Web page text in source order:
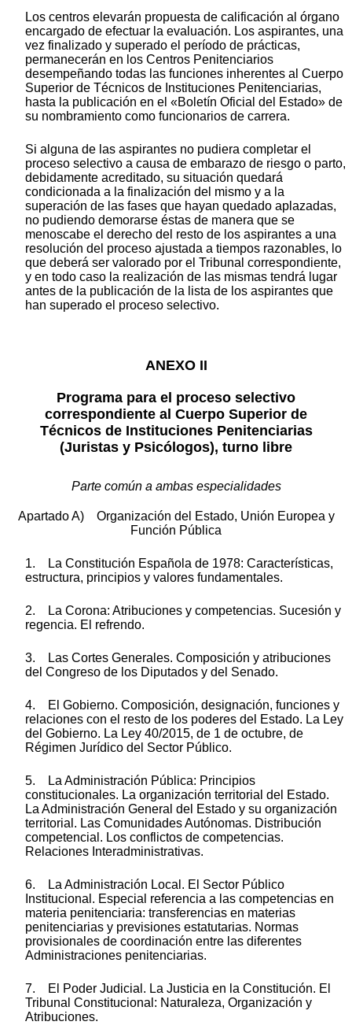
Los centros elevarán propuesta de calificación al órgano
encargado de efectuar la evaluación. Los aspirantes, una
vez finalizado y superado el período de prácticas,
permanecerán en los Centros Penitenciarios
desempeñando todas las funciones inherentes al Cuerpo
Superior de Técnicos de Instituciones Penitenciarias,
hasta la publicación en el «Boletín Oficial del Estado» de
su nombramiento como funcionarios de carrera.
Si alguna de las aspirantes no pudiera completar el
proceso selectivo a causa de embarazo de riesgo o parto,
debidamente acreditado, su situación quedará
condicionada a la finalización del mismo y a la
superación de las fases que hayan quedado aplazadas,
no pudiendo demorarse éstas de manera que se
menoscabe el derecho del resto de los aspirantes a una
resolución del proceso ajustada a tiempos razonables, lo
que deberá ser valorado por el Tribunal correspondiente,
y en todo caso la realización de las mismas tendrá lugar
antes de la publicación de la lista de los aspirantes que
han superado el proceso selectivo.
ANEXO II
Programa para el proceso selectivo
correspondiente al Cuerpo Superior de
Técnicos de Instituciones Penitenciarias
(Juristas y Psicólogos), turno libre
Parte común a ambas especialidades
Apartado A) Organización del Estado, Unión Europea y
Función Pública
1. La Constitución Española de 1978: Características,
estructura, principios y valores fundamentales.
2. La Corona: Atribuciones y competencias. Sucesión y
regencia. El refrendo.
3. Las Cortes Generales. Composición y atribuciones
del Congreso de los Diputados y del Senado.
4. El Gobierno. Composición, designación, funciones y
relaciones con el resto de los poderes del Estado. La Ley
del Gobierno. La Ley 40/2015, de 1 de octubre, de
Régimen Jurídico del Sector Público.
5. La Administración Pública: Principios
constitucionales. La organización territorial del Estado.
La Administración General del Estado y su organización
territorial. Las Comunidades Autónomas. Distribución
competencial. Los conflictos de competencias.
Relaciones Interadministrativas.
6. La Administración Local. El Sector Público
Institucional. Especial referencia a las competencias en
materia penitenciaria: transferencias en materias
penitenciarias y previsiones estatutarias. Normas
provisionales de coordinación entre las diferentes
Administraciones penitenciarias.
7. El Poder Judicial. La Justicia en la Constitución. El
Tribunal Constitucional: Naturaleza, Organización y
Atribuciones.